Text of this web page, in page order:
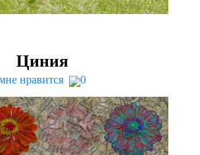
Циния
нравится 0